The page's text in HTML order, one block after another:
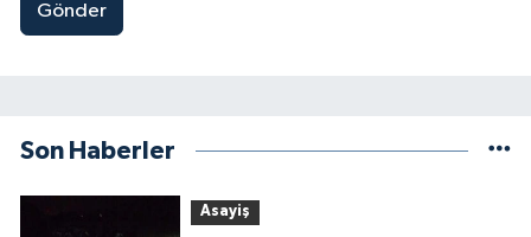
Gönder
Son Haberler
Asayiş